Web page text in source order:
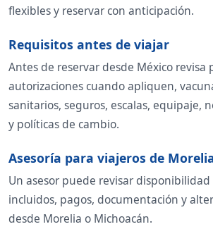
flexibles y reservar con anticipación.
Requisitos antes de viajar
Antes de reservar desde México revisa
autorizaciones cuando apliquen,
sanitarios, seguros, escalas, equipaje,
y políticas de cambio.
Asesoría para viajeros de
Un asesor puede revisar
incluidos, pagos, documentación y
desde Morelia o Michoacán.